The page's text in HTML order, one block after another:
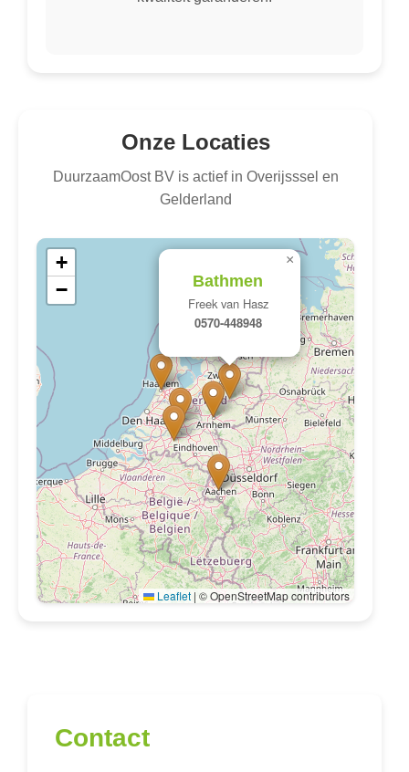
Onze Locaties
DuurzaamOost BV is actief in Overijsssel en
Gelderland
Bathmen
Freek van Hasz
0570-448948
×
+
−
Leaflet | © OpenStreetMap contributors
Contact